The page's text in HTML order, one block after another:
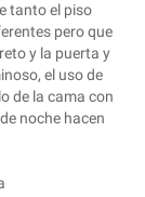
tanto el piso
pero que
y la puerta y
el uso de
de la cama con
noche hacen